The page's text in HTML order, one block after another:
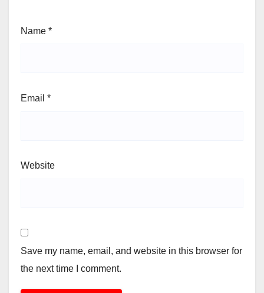
Name *
Email *
Website
Save my name, email, and website in this browser for
the next time I comment.